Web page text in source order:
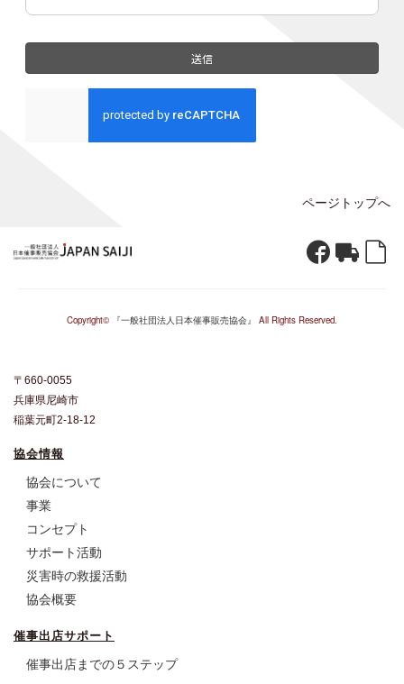
ページトップへ
Copyright©︎ 『一般社団法人日本催事販売協会』 All Rights Reserved.
〒660-0055
兵庫県尼崎市
稲葉元町2-18-12
協会情報
協会について
事業
コンセプト
サポート活動
災害時の救援活動
協会概要
催事出店サポート
催事出店までの５ステップ